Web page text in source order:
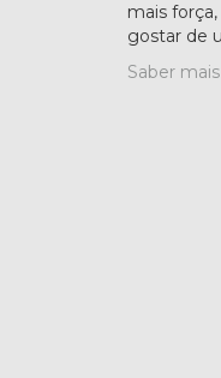
mais
gostar de
Saber mais